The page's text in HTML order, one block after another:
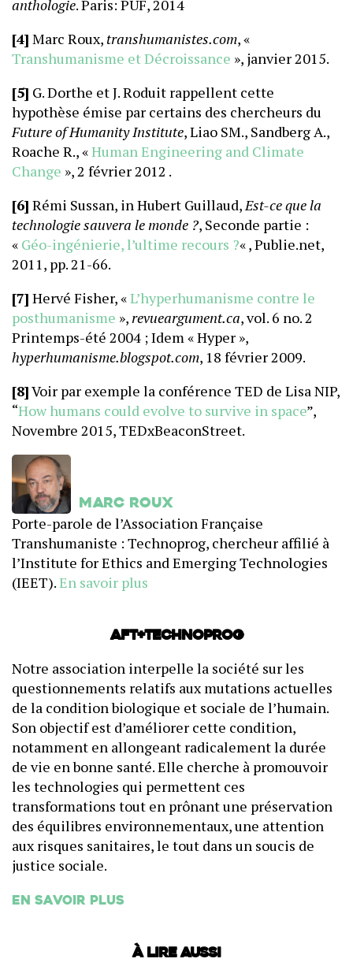
anthologie. Paris: PUF, 2014
[4] Marc Roux, transhumanistes.com, «
Transhumanisme et Décroissance », janvier 2015.
[5] G. Dorthe et J. Roduit rappellent cette
hypothèse émise par certains des chercheurs du
Future of Humanity Institute, Liao SM., Sandberg A.,
Roache R., «Human Engineering and Climate
Change », 2 février 2012 .
[6] Rémi Sussan, in Hubert Guillaud,Est-ce que la
technologie sauvera le monde ?, Seconde partie :
« Géo-ingénierie, l’ultime recours ?« , Publie.net,
2011, pp. 21-66.
[7] Hervé Fisher, «L’hyperhumanisme contre le
posthumanisme »,revueargument.ca, vol. 6 no. 2
Printemps-été 2004 ; Idem « Hyper »,
hyperhumanisme.blogspot.com, 18 février 2009.
[8]Voir par exemple la conférence TED de Lisa NIP,
“How humans could evolve to survive in space”,
Novembre 2015, TEDxBeaconStreet.
Marc Roux
Porte-parole de l’Association Française
Transhumaniste : Technoprog, chercheur affilié à
l’Institute for Ethics and Emerging Technologies
(IEET).En savoir plus
AFT+Technoprog
Notre association interpelle la société sur les
questionnements relatifs aux mutations actuelles
de la condition biologique et sociale de l’humain.
Son objectif est d’améliorer cette condition,
notamment en allongeant radicalement la durée
de vie en bonne santé. Elle cherche à promouvoir
les technologies qui permettent ces
transformations tout en prônant une préservation
des équilibres environnementaux, une attention
aux risques sanitaires, le tout dans un soucis de
justice sociale.
En savoir plus
À lire aussi